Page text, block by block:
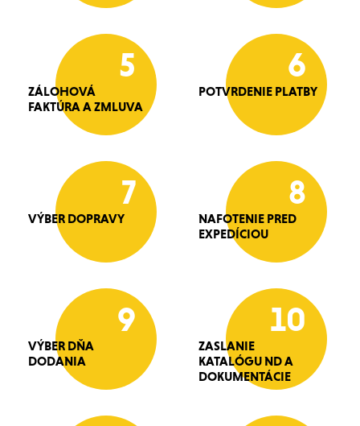
5
ZÁLOHOVÁ
FAKTÚRA A ZMLUVA
6
POTVRDENIE PLATBY
7
VÝBER DOPRAVY
8
NAFOTENIE PRED
EXPEDÍCIOU
9
VÝBER DŇA
DODANIA
10
ZASLANIE
KATALÓGU ND A
DOKUMENTÁCIE